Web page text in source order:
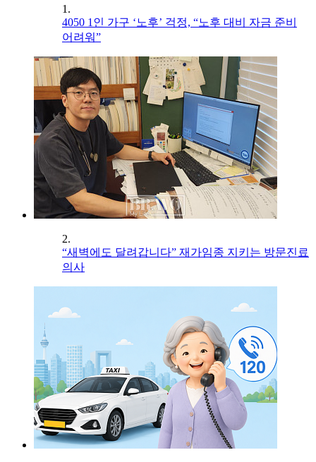
1.
4050 1인 가구 ‘노후’ 걱정, “노후 대비 자금 준비
어려워”
2.
“새벽에도 달려갑니다” 재가임종 지키는 방문진료
의사